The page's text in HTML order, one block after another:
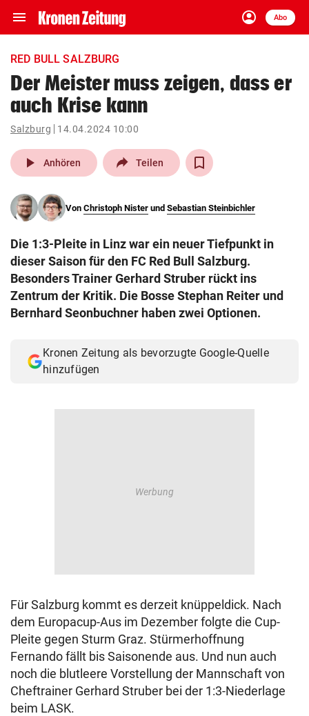
menu Navigation
ein-/ausklappen
account_circle
Anmelden
Abo
close Schließen
account_circle Anmelden
pin_drop
Wien arrow_right
search
eingeben
RED BULL SALZBURG
Der Meister muss zeigen, dass er
auch Krise kann
Salzburg 14.04.2024 10:00
play_arrow Anhören Teilen
Von Christoph Nister und Sebastian Steinbichler
Die 1:3-Pleite in Linz war ein neuer Tiefpunkt in
dieser Saison für den FC Red Bull Salzburg.
Besonders Trainer Gerhard Struber rückt ins
Zentrum der Kritik. Die Bosse Stephan Reiter und
Bernhard Seonbuchner haben zwei Optionen.
Kronen Zeitung als bevorzugte Google-Quelle
hinzufügen
Für Salzburg kommt es derzeit knüppeldick. Nach
dem Europacup-Aus im Dezember folgte die Cup-
Pleite gegen Sturm Graz. Stürmerhoffnung
Fernando fällt bis Saisonende aus. Und nun auch
noch die blutleere Vorstellung der Mannschaft von
Cheftrainer Gerhard Struber bei der 1:3-Niederlage
beim LASK.